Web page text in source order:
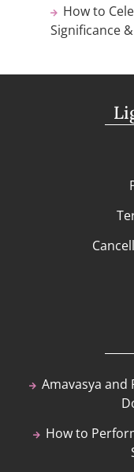
How to
Significance
Amavasya
How to